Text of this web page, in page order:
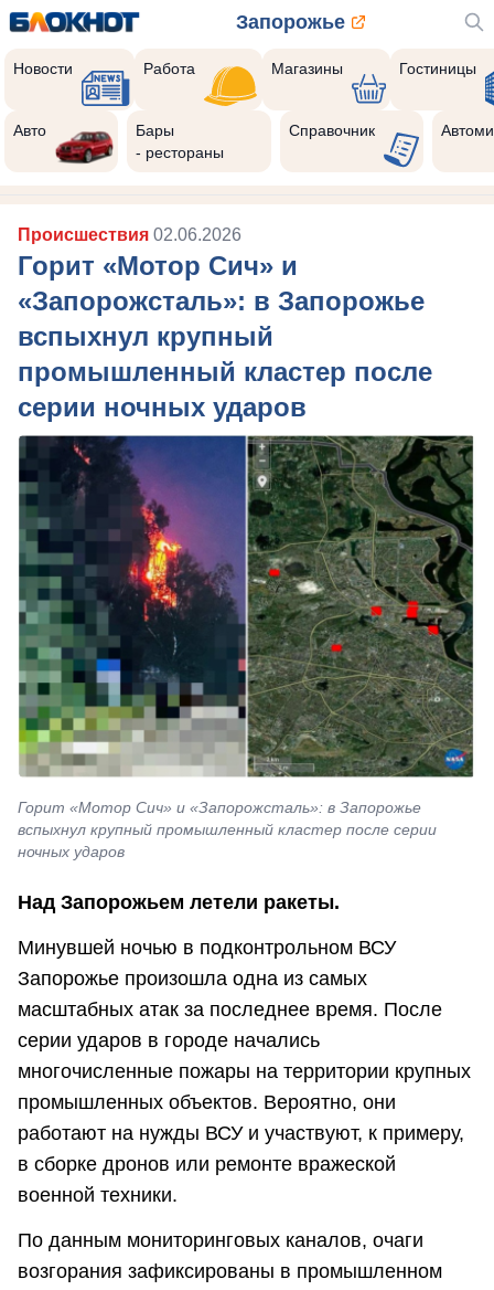
Запорожье
Новости Работа Магазины Гостиницы
Авто
Бары
- рестораны
Справочник
Происшествия 02.06.2026
Горит «Мотор Сич» и
«Запорожсталь»: в Запорожье
вспыхнул крупный
промышленный кластер после
серии ночных ударов
Горит «Мотор Сич» и «Запорожсталь»: в Запорожье
вспыхнул крупный промышленный кластер после серии
ночных ударов
Над Запорожьем летели ракеты.
Минувшей ночью в подконтрольном ВСУ
Запорожье произошла одна из самых
масштабных атак за последнее время. После
серии ударов в городе начались
многочисленные пожары на территории крупных
промышленных объектов. Вероятно, они
работают на нужды ВСУ и участвуют, к примеру,
в сборке дронов или ремонте вражеской
военной техники.
По данным мониторинговых каналов, очаги
возгорания зафиксированы в промышленном